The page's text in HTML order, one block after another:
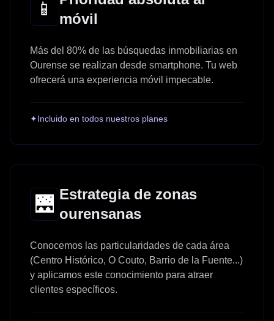
📱
móvil
Más del 80% de las búsquedas inmobiliarias en
Ourense se realizan desde smartphone. Tu web
ofrecerá una experiencia móvil impecable.
✦Incluido en todos nuestros planes
🌉 Estrategia de zonas
ourensanas
Conocemos las particularidades de cada área
(Centro Histórico, O Couto, Barrio de la Fuente...)
y aplicamos este conocimiento para atraer
clientes específicos.